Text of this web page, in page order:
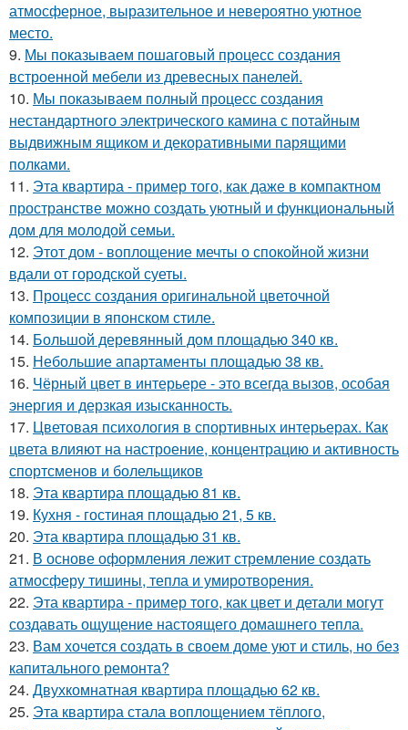
атмосферное, выразительное и невероятно уютное
место.
9. Мы показываем пошаговый процесс создания
встроенной мебели из древесных панелей.
10. Мы показываем полный процесс создания
нестандартного электрического камина с потайным
выдвижным ящиком и декоративными парящими
полками.
11. Эта квартира - пример того, как даже в компактном
пространстве можно создать уютный и функциональный
дом для молодой семьи.
12. Этот дом - воплощение мечты о спокойной жизни
вдали от городской суеты.
13. Процесс создания оригинальной цветочной
композиции в японском стиле.
14. Большой деревянный дом площадью 340 кв.
15. Небольшие апартаменты площадью 38 кв.
16. Чёрный цвет в интерьере - это всегда вызов, особая
энергия и дерзкая изысканность.
17. Цветовая психология в спортивных интерьерах. Как
цвета влияют на настроение, концентрацию и активность
спортсменов и болельщиков
18. Эта квартира площадью 81 кв.
19. Кухня - гостиная площадью 21, 5 кв.
20. Эта квартира площадью 31 кв.
21. В основе оформления лежит стремление создать
атмосферу тишины, тепла и умиротворения.
22. Эта квартира - пример того, как цвет и детали могут
создавать ощущение настоящего домашнего тепла.
23. Вам хочется создать в своем доме уют и стиль, но без
капитального ремонта?
24. Двухкомнатная квартира площадью 62 кв.
25. Эта квартира стала воплощением тёплого,